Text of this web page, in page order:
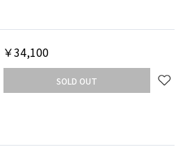
￥34,100
SOLD OUT